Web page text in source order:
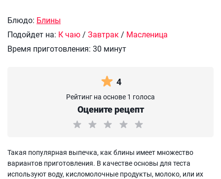
Блюдо: Блины
Подойдет на: К чаю / Завтрак / Масленица
Время приготовления: 30 минут
4
Рейтинг на основе 1 голоса
Оцените рецепт
Такая популярная выпечка, как блины имеет множество
вариантов приготовления. В качестве основы для теста
используют воду, кисломолочные продукты, молоко, или их